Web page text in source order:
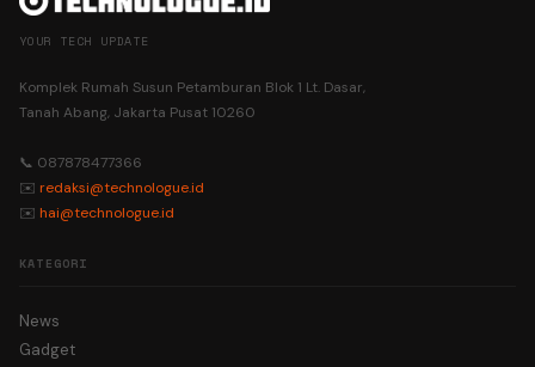
YOUR TECH UPDATE
Komplek Rumah Susun Petamburan Blok 1 Lt. Dasar,
Tanah Abang, Jakarta Pusat 10260
📞 087878477366
✉️ redaksi@technologue.id
✉️ hai@technologue.id
KATEGORI
News
Gadget